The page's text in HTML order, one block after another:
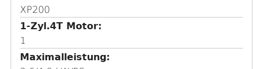
d
e
n
XP200
1-Zyl.4T Motor
1
Maximalleistung